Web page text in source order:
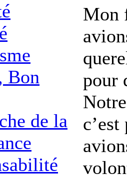
Bon
de la
Mon
pour